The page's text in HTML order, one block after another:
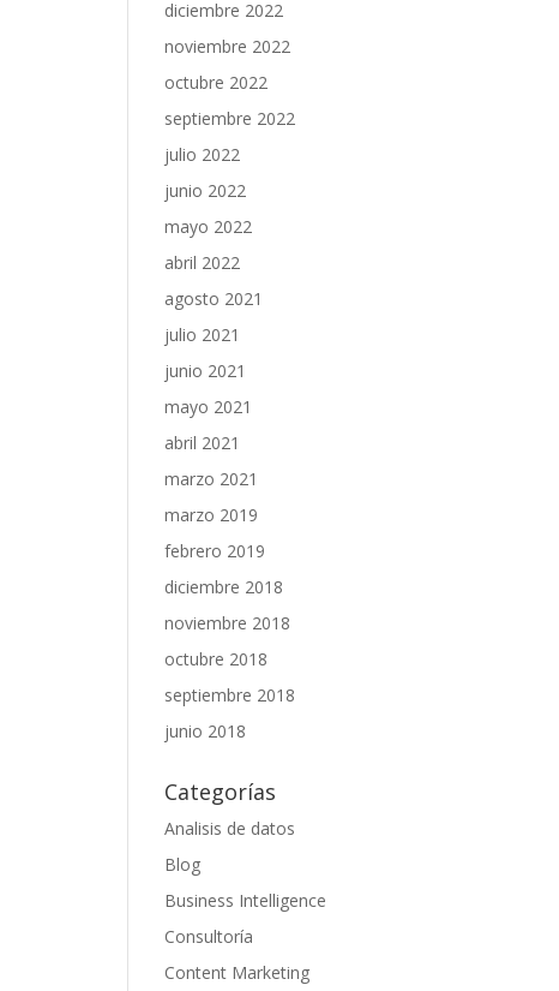
diciembre 2022
noviembre 2022
octubre 2022
septiembre 2022
julio 2022
junio 2022
mayo 2022
abril 2022
agosto 2021
julio 2021
junio 2021
mayo 2021
abril 2021
marzo 2021
marzo 2019
febrero 2019
diciembre 2018
noviembre 2018
octubre 2018
septiembre 2018
junio 2018
Categorías
Analisis de datos
Blog
Business Intelligence
Consultoría
Content Marketing